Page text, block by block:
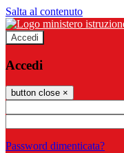
Salta al contenuto
Accedi
Accedi
button close ×
Password dimenticata?